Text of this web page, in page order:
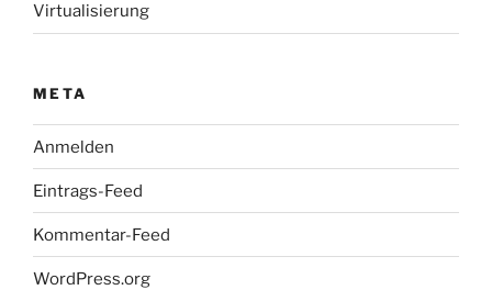
Virtualisierung
META
Anmelden
Eintrags-Feed
Kommentar-Feed
WordPress.org